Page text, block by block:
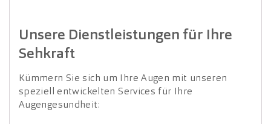
Unsere Dienstleistungen für Ihre
Sehkraft
Kümmern Sie sich um Ihre Augen mit unseren
speziell entwickelten Services für Ihre
Augengesundheit: